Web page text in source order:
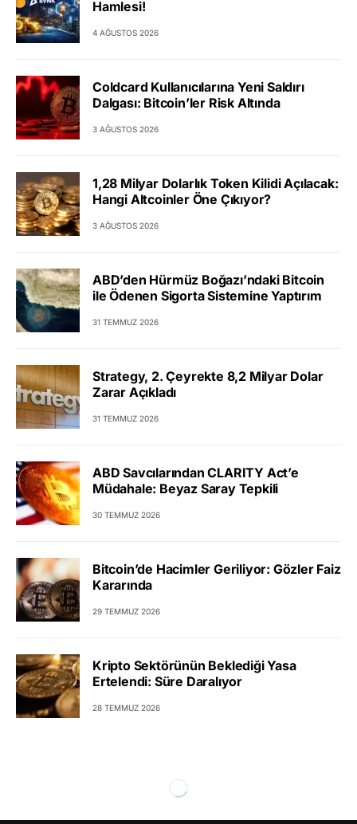
Hamlesi!
4 AĞUSTOS 2026
Coldcard Kullanıcılarına Yeni Saldırı
Dalgası: Bitcoin’ler Risk Altında
3 AĞUSTOS 2026
1,28 Milyar Dolarlık Token Kilidi Açılacak:
Hangi Altcoinler Öne Çıkıyor?
3 AĞUSTOS 2026
ABD’den Hürmüz Boğazı’ndaki Bitcoin
ile Ödenen Sigorta Sistemine Yaptırım
31 TEMMUZ 2026
Strategy, 2. Çeyrekte 8,2 Milyar Dolar
Zarar Açıkladı
31 TEMMUZ 2026
ABD Savcılarından CLARITY Act’e
Müdahale: Beyaz Saray Tepkili
30 TEMMUZ 2026
Bitcoin’de Hacimler Geriliyor: Gözler Faiz
Kararında
29 TEMMUZ 2026
Kripto Sektörünün Beklediği Yasa
Ertelendi: Süre Daralıyor
28 TEMMUZ 2026